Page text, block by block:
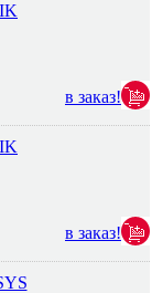
в заказ!
в заказ!